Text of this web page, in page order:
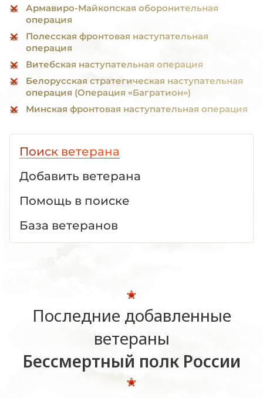
Армавиро-Майкопская оборонительная
операция
Полесская фронтовая наступательная
операция
Витебская наступательная операция
Белорусская стратегическая наступательная
операция (Операция «Багратион»)
Минская фронтовая наступательная операция
Поиск ветерана
Добавить ветерана
Помощь в поиске
База ветеранов
Последние добавленные
ветераны
Бессмертный полк России